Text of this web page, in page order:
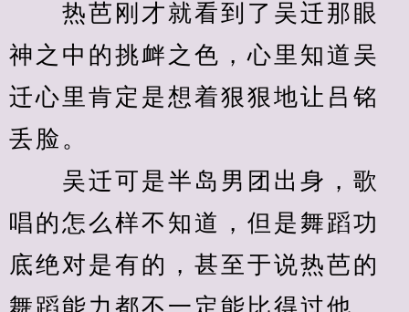
热芭刚才就看到了吴迁那眼
神之中的挑衅之色，心里知道吴
迁心里肯定是想着狠狠地让吕铭
丢脸。
吴迁可是半岛男团出身，歌
唱的怎么样不知道，但是舞蹈功
底绝对是有的，甚至于说热芭的